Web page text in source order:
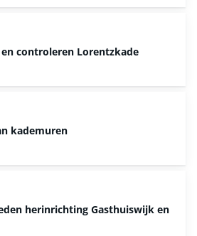
controleren Lorentzkade
kademuren
herinrichting Gasthuiswijk en